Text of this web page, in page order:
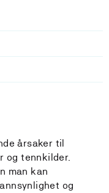
årsaker til
og tennkilder.
man kan
og